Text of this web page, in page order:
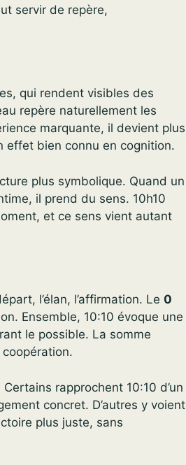
servir de repère,
qui rendent visibles des
repère naturellement les
marquante, il devient plus
effet bien connu en cognition.
plus symbolique. Quand un
il prend du sens. 10h10
et ce sens vient autant
l’élan, l’affirmation. Le 0
Ensemble, 10:10 évoque une
le possible. La somme
rapprochent 10:10 d’un
concret. D’autres y voient
plus juste, sans